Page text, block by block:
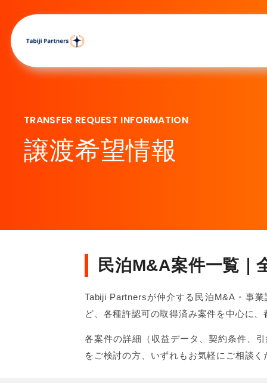
TRANSFER REQUEST INFORMATION
譲渡希望情報
民泊M&A案件一覧｜
Tabiji Partnersが仲介する民泊M&A・事
ど、各種許認可の取得済み案件を中心に
各案件の詳細（収益データ、契約条件、
をご検討の方、いずれもお気軽にご相談く